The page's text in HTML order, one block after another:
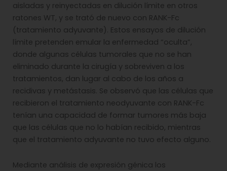
aisladas y reinyectadas en dilución límite en otros
ratones WT, y se trató de nuevo con RANK-Fc
(tratamiento adyuvante). Estos ensayos de dilución
límite pretenden emular la enfermedad “oculta”,
donde algunas células tumorales que no se han
eliminado durante la cirugía y sobreviven a los
tratamientos, dan lugar al cabo de los años a
recidivas y metástasis. Se observó que las células que
recibieron el tratamiento neodyuvante con RANK-Fc
tenían una capacidad de formar tumores más baja
que las células que no lo habían recibido, mientras
que el tratamiento adyuvante no tuvo efecto alguno.
Mediante análisis de expresión génica los